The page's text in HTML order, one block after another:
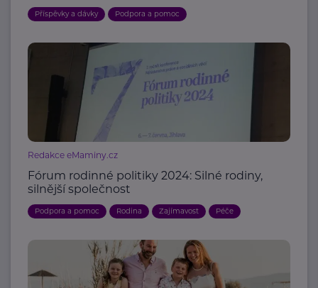
Příspěvky a dávky Podpora a pomoc
Redakce eMaminy.cz
Fórum rodinné politiky 2024: Silné rodiny,
silnější společnost
Podpora a pomoc Rodina Zajímavost Péče